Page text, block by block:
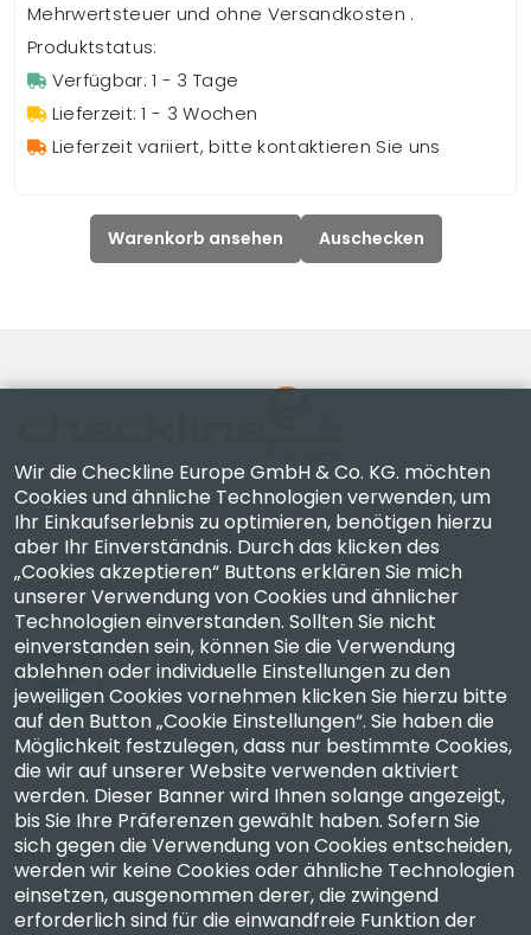
Mehrwertsteuer und ohne Versandkosten .
Produktstatus:
Verfügbar: 1 - 3 Tage
Lieferzeit: 1 - 3 Wochen
Lieferzeit variiert, bitte kontaktieren Sie uns
Warenkorb ansehen Auschecken
Checkline Europe GmbH & Co. KG. — Spezialisten für
Lieferung, Kalibrierung, Zertifizierung und Reparatur
hochpräziser Messgeräte.
Unternehmen
Konto
Kontakt
Wir die Checkline Europe GmbH & Co. KG. möchten
Cookies und ähnliche Technologien verwenden, um
Ihr Einkaufserlebnis zu optimieren, benötigen hierzu
aber Ihr Einverständnis. Durch das klicken des
„Cookies akzeptieren“ Buttons erklären Sie mich
unserer Verwendung von Cookies und ähnlicher
Technologien einverstanden. Sollten Sie nicht
einverstanden sein, können Sie die Verwendung
ablehnen oder individuelle Einstellungen zu den
jeweiligen Cookies vornehmen klicken Sie hierzu bitte
auf den Button „Cookie Einstellungen“. Sie haben die
Möglichkeit festzulegen, dass nur bestimmte Cookies,
die wir auf unserer Website verwenden aktiviert
werden. Dieser Banner wird Ihnen solange angezeigt,
bis Sie Ihre Präferenzen gewählt haben. Sofern Sie
sich gegen die Verwendung von Cookies entscheiden,
werden wir keine Cookies oder ähnliche Technologien
einsetzen, ausgenommen derer, die zwingend
erforderlich sind für die einwandfreie Funktion der